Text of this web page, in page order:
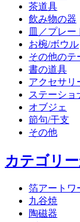
茶道具
飲み物の器
皿／プレー
お椀/ボウル
その他のテ
書の道具
アクセサリ
ステーショ
オブジェ
節句/干支
その他
カテゴリ
箔アートワ
九谷焼
陶磁器